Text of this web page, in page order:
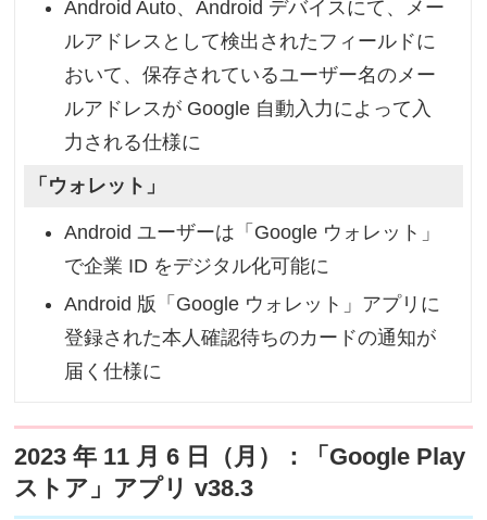
Android Auto、Android デバイスにて、メー
ルアドレスとして検出されたフィールドに
おいて、保存されているユーザー名のメー
ルアドレスが Google 自動入力によって入
力される仕様に
「ウォレット」
Android ユーザーは「Google ウォレット」
で企業 ID をデジタル化可能に
Android 版「Google ウォレット」アプリに
登録された本人確認待ちのカードの通知が
届く仕様に
2023 年 11 月 6 日（月）：「Google Play
ストア」アプリ v38.3